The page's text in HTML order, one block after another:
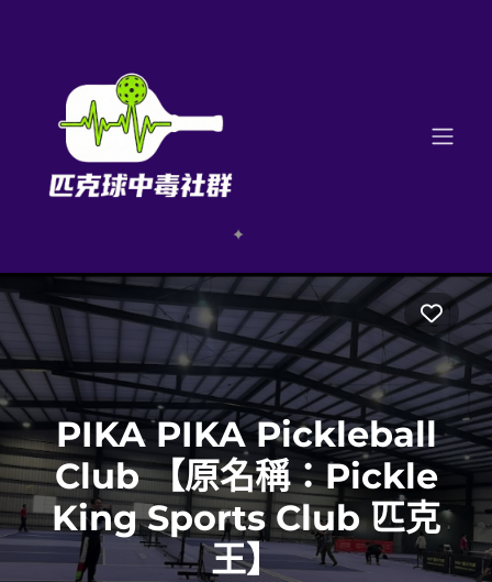
PIKA PIKA Pickleball
Club 【原名稱：Pickle
King Sports Club 匹克
王】